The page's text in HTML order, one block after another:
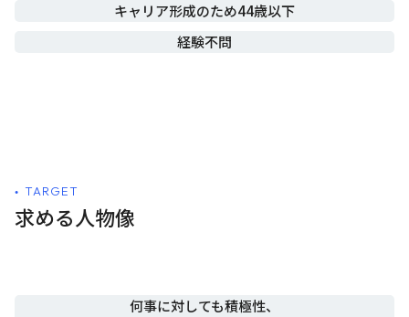
キャリア形成のため44歳以下
経験不問
TARGET
求める人物像
何事に対しても積極性、